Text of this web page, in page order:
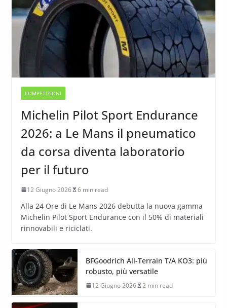
COMPETIZIONI
Michelin Pilot Sport Endurance
2026: a Le Mans il pneumatico
da corsa diventa laboratorio
per il futuro
12 Giugno 2026 6 min read
Alla 24 Ore di Le Mans 2026 debutta la nuova gamma
Michelin Pilot Sport Endurance con il 50% di materiali
rinnovabili e riciclati.
BFGoodrich All-Terrain T/A KO3: più
robusto, più versatile
12 Giugno 2026 2 min read